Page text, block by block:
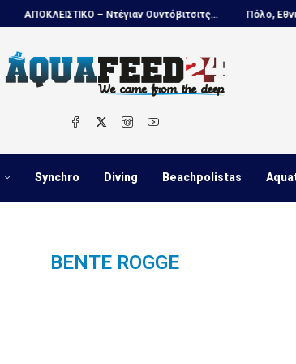
ΑΠΟΚΛΕΙΣΤΙΚΟ – Ντέγιαν Ουντόβιτσιτς... Πόλο, Εθνική
Synchro Diving Beachpolistas
BENTE ROGGE